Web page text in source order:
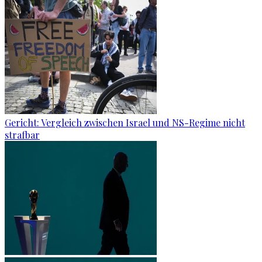
Gericht: Ver­gleich zwi­schen Is­ra­el und NS-Re­gime nicht
straf­bar